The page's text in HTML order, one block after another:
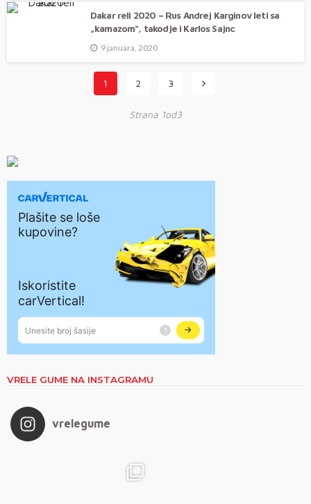
Dakar reli 2020 – Rus Andrej Karginov leti sa
„kamazom“, takodje i Karlos Sajnc
9 januara, 2020
1 2 3
Strana 1od3
VRELE GUME NA INSTAGRAMU
vrelegume